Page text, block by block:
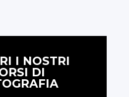
I NOSTRI
DI